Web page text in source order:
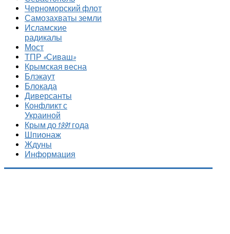
Черноморский флот
Самозахваты земли
Исламские
радикалы
Мост
ТПР «Сиваш»
Крымская весна
Блэкаут
Блокада
Диверсанты
Конфликт с
Украиной
Крым до 1991 года
Шпионаж
Ждуны
Информация